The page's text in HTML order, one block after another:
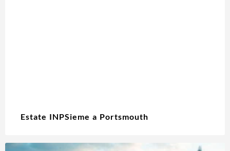
Estate INPSieme a Portsmouth